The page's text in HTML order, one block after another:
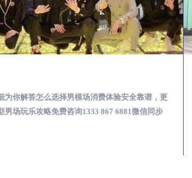
为你解答怎么选择男模场消费体验安全靠谱，更
男场玩乐攻略免费咨询1333 867 6881微信同步